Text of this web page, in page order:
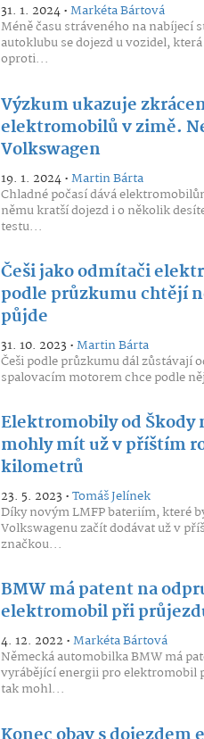
31. 1. 2024 •Markéta Bártová
Méně času stráveného na nabíjecí
autoklubu se dojezd u vozidel,
oproti...
Výzkum ukazuje
elektromobilů v zimě.
Volkswagen
19. 1. 2024 •Martin Bárta
Chladné počasí dává
němu kratší dojezd i o několik
testu...
Češi jako odmítači
podle průzkumu chtějí
půjde
31. 10. 2023 •Martin Bárta
Češi podle průzkumu dál zůstávají
spalovacím motorem chce podle
Elektromobily od Škody
mohly mít už v příštím
kilometrů
23. 5. 2023 •Tomáš Jelínek
Díky novým LMFP bateriím, které
Volkswagenu začít dodávat už v
značkou...
BMW má patent na
elektromobil při
4. 12. 2022 •Markéta Bártová
Německá automobilka BMW má
vyrábějící energii pro elektromobil
tak mohl...